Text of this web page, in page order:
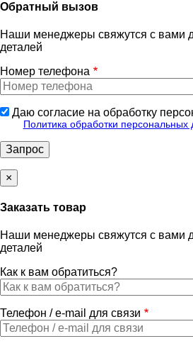
Обратный вызов
Наши менеджеры свяжутся с вами
деталей
Номер телефона
Даю согласие на обработку
Политика обработки персональных
×
Заказать товар
Наши менеджеры свяжутся с вами
деталей
Как к вам обратиться?
Телефон / e-mail для связи